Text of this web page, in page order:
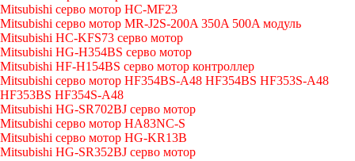
Mitsubishi серво мотор HC-MF23
Mitsubishi серво мотор MR-J2S-200A 350A 500A модуль
Mitsubishi HC-KFS73 серво мотор
Mitsubishi HG-H354BS серво мотор
Mitsubishi HF-H154BS серво мотор контроллер
Mitsubishi серво мотор HF354BS-A48 HF354BS HF353S-A48
HF353BS HF354S-A48
Mitsubishi HG-SR702BJ серво мотор
Mitsubishi серво мотор HA83NC-S
Mitsubishi серво мотор HG-KR13B
Mitsubishi HG-SR352BJ серво мотор